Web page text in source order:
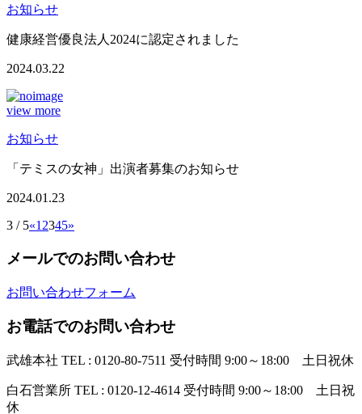
お知らせ
健康経営優良法人2024に認定されました
2024.03.22
view more
お知らせ
「テミスの女神」出演者募集のお知らせ
2024.01.23
3 / 5«1 2345»
メールでのお問い合わせ
お問い合わせフォーム
お電話でのお問い合わせ
武雄本社 TEL : 0120-80-7511 受付時間 9:00～18:00 土日祝休
白石営業所 TEL : 0120-12-4614 受付時間 9:00～18:00 土日祝
休